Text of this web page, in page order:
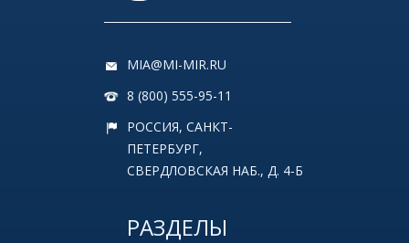
MIA@MI-MIR.RU
8 (800) 555-95-11
РОССИЯ, САНКТ-
ПЕТЕРБУРГ,
СВЕРДЛОВСКАЯ НАБ., Д. 4-Б
РАЗДЕЛЫ